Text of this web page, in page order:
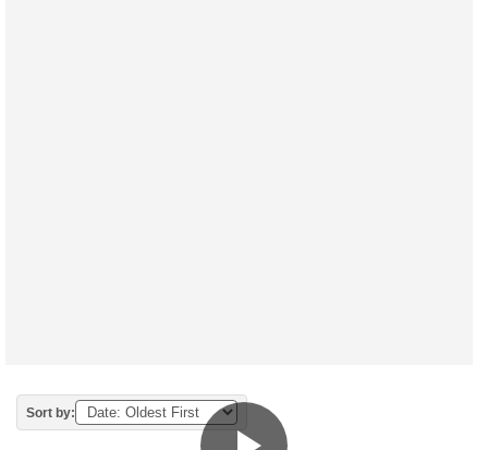
Sort by: